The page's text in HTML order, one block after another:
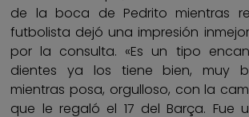
de la boca de Pedrito mientras
futbolista dejó una impresión
por la consulta. «Es un tipo
dientes ya los tiene bien, muy
mientras posa, orgulloso, con la
que le regaló el 17 del Barça. Fue